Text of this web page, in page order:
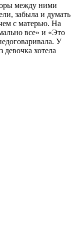
между ними
забыла и думать
с матерью. На
все» и «Это
У
хотела